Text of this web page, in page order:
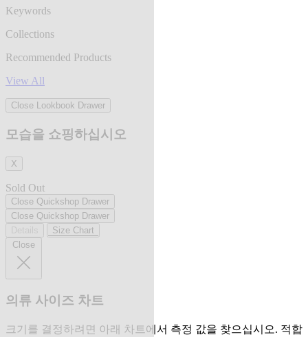
Keywords
Collections
Recommended Products
View All
Close Lookbook Drawer
모습을 쇼핑하십시오
X
Sold Out
Close Quickshop Drawer
Close Quickshop Drawer
Size Chart
Close
의류 사이즈 차트
크기를 결정하려면 아래 차트에서 측정 값을 찾으십시오. 적합